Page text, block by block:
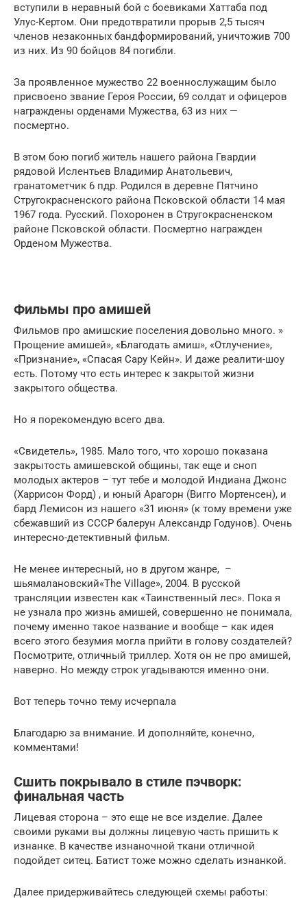
вступили в неравный бой с боевиками Хаттаба под
Улус-Кертом. Они предотвратили прорыв 2,5 тысяч
членов незаконных бандформирований, уничтожив 700
из них. Из 90 бойцов 84 погибли.
За проявленное мужество 22 военнослужащим было
присвоено звание Героя России, 69 солдат и офицеров
награждены орденами Мужества, 63 из них —
посмертно.
В этом бою погиб житель нашего района Гвардии
рядовой Ислентьев Владимир Анатольевич,
гранатометчик 6 пдр. Родился в деревне Пятчино
Стругокрасненского района Псковской области 14 мая
1967 года. Русский. Похоронен в Стругокрасненском
районе Псковской области. Посмертно награжден
Орденом Мужества.
Фильмы про амишей
Фильмов про амишские поселения довольно много. »
Прощение амишей», «Благодать амиш», «Отлучение»,
«Признание», «Спасая Сару Кейн». И даже реалити-шоу
есть. Потому что есть интерес к закрытой жизни
закрытого общества.
Но я порекомендую всего два.
«Свидетель», 1985. Мало того, что хорошо показана
закрытость амишевской общины, так еще и сноп
молодых актеров – тут тебе и молодой Индиана Джонс
(Харрисон Форд) , и юный Арагорн (Вигго Мортенсен), и
бард Лемисон из нашего «31 июня» (к тому времени уже
сбежавший из СССР балерун Александр Годунов). Очень
интересно-детективный фильм.
Не менее интересный, но в другом жанре, –
шьямалановский«The Village», 2004. В русской
трансляции известен как «Таинственный лес». Пока я
не узнала про жизнь амишей, совершенно не понимала,
почему именно такое название и вообще – как идея
всего этого безумия могла прийти в голову создателей?
Посмотрите, отличный триллер. Хотя он не про амишей,
наверно. Но между строк угадываются именно они.
Вот теперь точно тему исчерпала
Благодарю за внимание. И дополняйте, конечно,
комментами!
Сшить покрывало в стиле пэчворк:
финальная часть
Лицевая сторона – это еще не все изделие. Далее
своими руками вы должны лицевую часть пришить к
изнанке. В качестве изнаночной ткани отличной
подойдет ситец. Батист тоже можно сделать изнанкой.
Далее придерживайтесь следующей схемы работы: